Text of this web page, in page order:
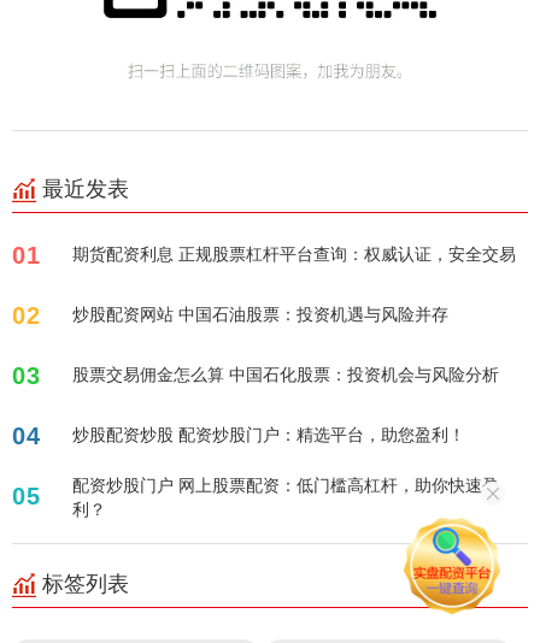
最近发表
01 期货配资利息 正规股票杠杆平台查询：权威认证，安全交易
02 炒股配资网站 中国石油股票：投资机遇与风险并存
03 股票交易佣金怎么算 中国石化股票：投资机会与风险分析
04 炒股配资炒股 配资炒股门户：精选平台，助您盈利！
05
配资炒股门户 网上股票配资：低门槛高杠杆，助你快速盈
利？
标签列表